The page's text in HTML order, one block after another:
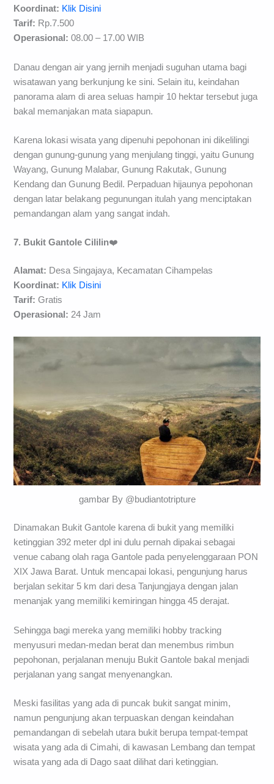
Koordinat: Klik Disini
Tarif: Rp.7.500
Operasional:08.00 – 17.00 WIB
Danau dengan air yang jernih menjadi suguhan utama bagi
wisatawan yang berkunjung ke sini. Selain itu, keindahan
panorama alam di area seluas hampir 10 hektar tersebut juga
bakal memanjakan mata siapapun.
Karena lokasi wisata yang dipenuhi pepohonan ini dikelilingi
dengan gunung-gunung yang menjulang tinggi, yaitu Gunung
Wayang, Gunung Malabar, Gunung Rakutak, Gunung
Kendang dan Gunung Bedil. Perpaduan hijaunya pepohonan
dengan latar belakang pegunungan itulah yang menciptakan
pemandangan alam yang sangat indah.
7. Bukit Gantole Cililin❤️
Alamat: Desa Singajaya, Kecamatan Cihampelas
Koordinat: Klik Disini
Tarif:Gratis
Operasional: 24 Jam
gambar By @budiantotripture
Dinamakan Bukit Gantole karena di bukit yang memiliki
ketinggian 392 meter dpl ini dulu pernah dipakai sebagai
venue cabang olah raga Gantole pada penyelenggaraan PON
XIX Jawa Barat. Untuk mencapai lokasi, pengunjung harus
berjalan sekitar 5 km dari desa Tanjungjaya dengan jalan
menanjak yang memiliki kemiringan hingga 45 derajat.
Sehingga bagi mereka yang memiliki hobby tracking
menyusuri medan-medan berat dan menembus rimbun
pepohonan, perjalanan menuju Bukit Gantole bakal menjadi
perjalanan yang sangat menyenangkan.
Meski fasilitas yang ada di puncak bukit sangat minim,
namun pengunjung akan terpuaskan dengan keindahan
pemandangan di sebelah utara bukit berupa tempat-tempat
wisata yang ada di Cimahi, di kawasan Lembang dan tempat
wisata yang ada di Dago saat dilihat dari ketinggian.